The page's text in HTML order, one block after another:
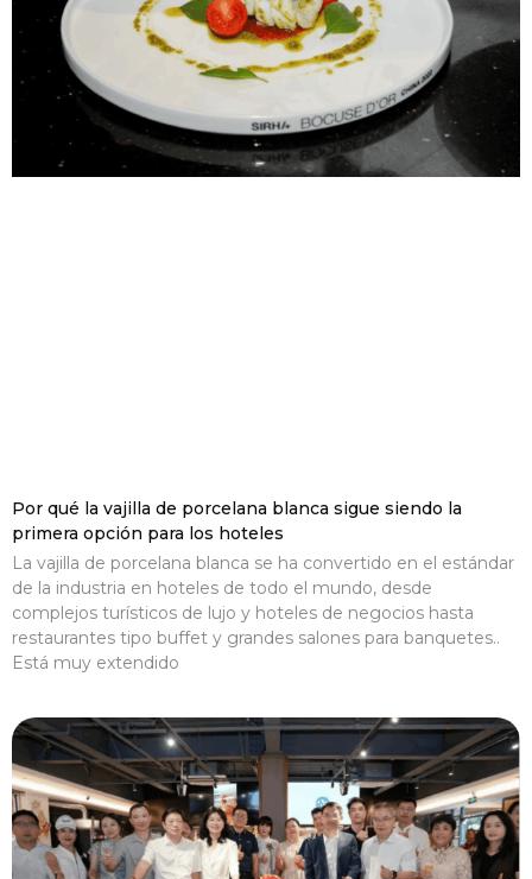
Por qué la vajilla de porcelana blanca sigue siendo la
primera opción para los hoteles
La vajilla de porcelana blanca se ha convertido en el estándar
de la industria en hoteles de todo el mundo, desde
complejos turísticos de lujo y hoteles de negocios hasta
restaurantes tipo buffet y grandes salones para banquetes..
Está muy extendido